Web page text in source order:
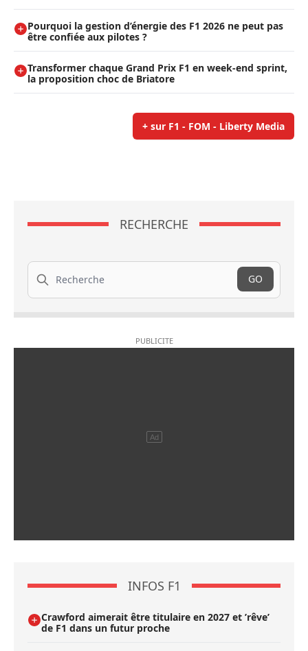
Pourquoi la gestion d’énergie des F1 2026 ne peut pas
être confiée aux pilotes ?
Transformer chaque Grand Prix F1 en week-end sprint,
la proposition choc de Briatore
+ sur F1 - FOM - Liberty Media
RECHERCHE
Recherche
GO
INFOS F1
Crawford aimerait être titulaire en 2027 et ’rêve’
de F1 dans un futur proche